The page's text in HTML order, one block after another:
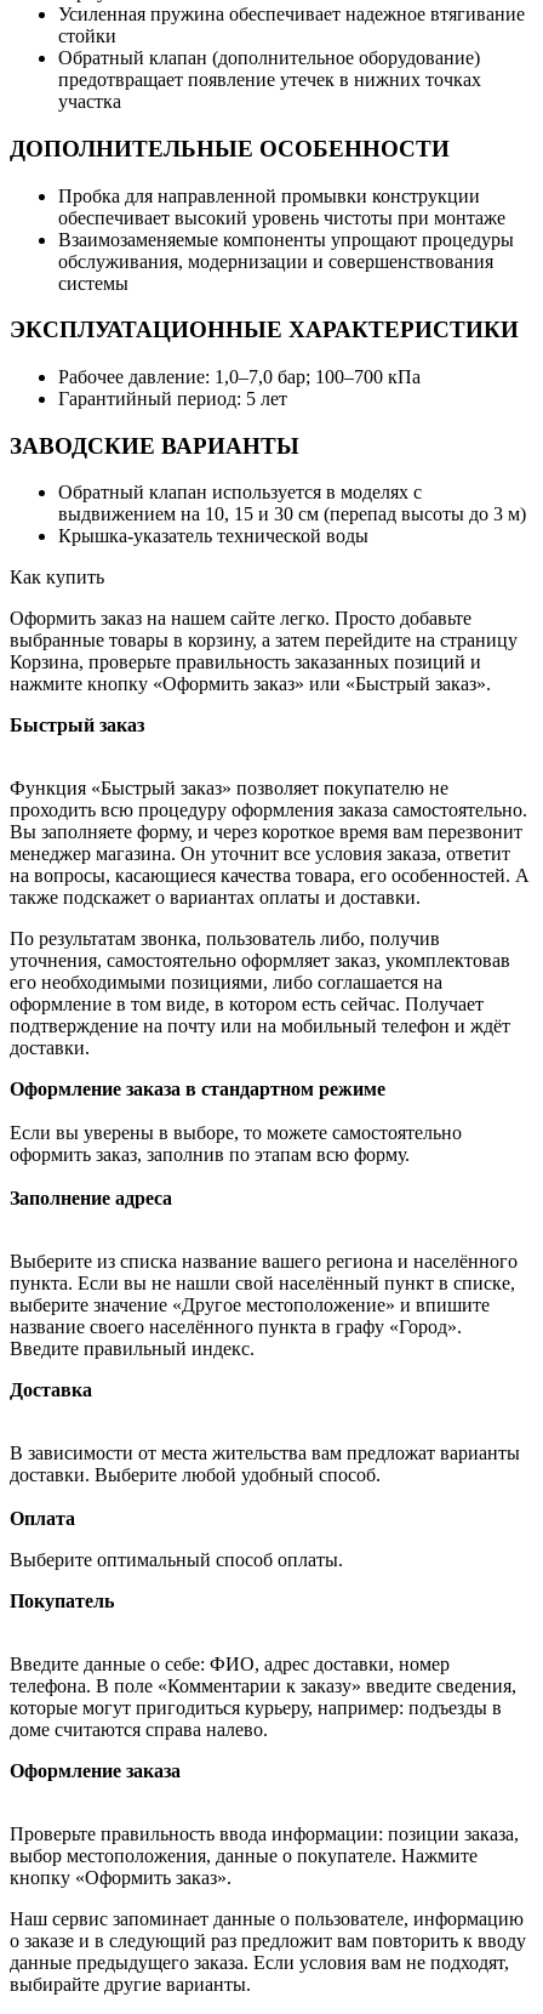
Усиленная пружина обеспечивает надежное втягивание
стойки
Обратный клапан (дополнительное оборудование)
предотвращает появление утечек в нижних точках
участка
ДОПОЛНИТЕЛЬНЫЕ ОСОБЕННОСТИ
Пробка для направленной промывки конструкции
обеспечивает высокий уровень чистоты при монтаже
Взаимозаменяемые компоненты упрощают процедуры
обслуживания, модернизации и совершенствования
системы
ЭКСПЛУАТАЦИОННЫЕ ХАРАКТЕРИСТИКИ
Рабочее давление: 1,0–7,0 бар; 100–700 кПа
Гарантийный период: 5 лет
ЗАВОДСКИЕ ВАРИАНТЫ
Обратный клапан используется в моделях с
выдвижением на 10, 15 и 30 см (перепад высоты до 3 м)
Крышка-указатель технической воды
Как купить
Оформить заказ на нашем сайте легко. Просто добавьте
выбранные товары в корзину, а затем перейдите на страницу
Корзина, проверьте правильность заказанных позиций и
нажмите кнопку «Оформить заказ» или «Быстрый заказ».
Быстрый заказ
Функция «Быстрый заказ» позволяет покупателю не
проходить всю процедуру оформления заказа самостоятельно.
Вы заполняете форму, и через короткое время вам перезвонит
менеджер магазина. Он уточнит все условия заказа, ответит
на вопросы, касающиеся качества товара, его особенностей. А
также подскажет о вариантах оплаты и доставки.
По результатам звонка, пользователь либо, получив
уточнения, самостоятельно оформляет заказ, укомплектовав
его необходимыми позициями, либо соглашается на
оформление в том виде, в котором есть сейчас. Получает
подтверждение на почту или на мобильный телефон и ждёт
доставки.
Оформление заказа в стандартном режиме
Если вы уверены в выборе, то можете самостоятельно
оформить заказ, заполнив по этапам всю форму.
Заполнение адреса
Выберите из списка название вашего региона и населённого
пункта. Если вы не нашли свой населённый пункт в списке,
выберите значение «Другое местоположение» и впишите
название своего населённого пункта в графу «Город».
Введите правильный индекс.
Доставка
В зависимости от места жительства вам предложат варианты
доставки. Выберите любой удобный способ.
Оплата
Выберите оптимальный способ оплаты.
Покупатель
Введите данные о себе: ФИО, адрес доставки, номер
телефона. В поле «Комментарии к заказу» введите сведения,
которые могут пригодиться курьеру, например: подъезды в
доме считаются справа налево.
Оформление заказа
Проверьте правильность ввода информации: позиции заказа,
выбор местоположения, данные о покупателе. Нажмите
кнопку «Оформить заказ».
Наш сервис запоминает данные о пользователе, информацию
о заказе и в следующий раз предложит вам повторить к вводу
данные предыдущего заказа. Если условия вам не подходят,
выбирайте другие варианты.